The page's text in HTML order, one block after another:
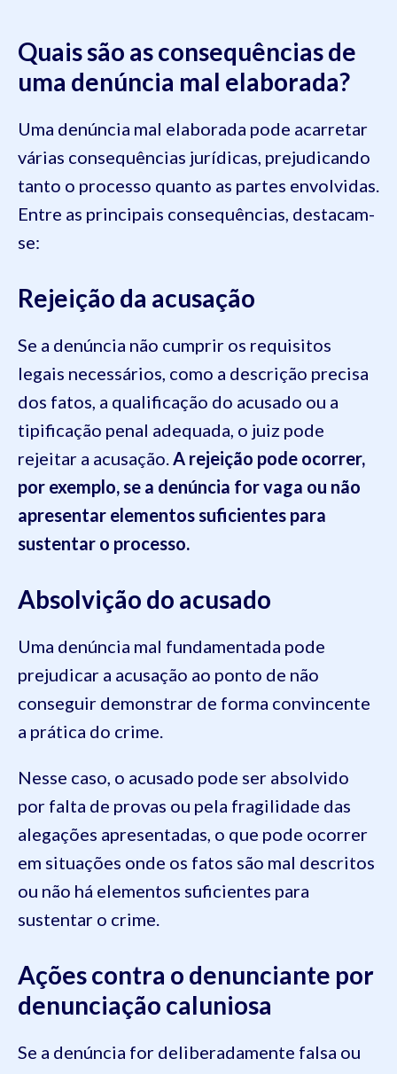
Quais são as consequências de
uma denúncia mal elaborada?
Uma denúncia mal elaborada pode acarretar
várias consequências jurídicas, prejudicando
tanto o processo quanto as partes envolvidas.
Entre as principais consequências, destacam-
se:
Rejeição da acusação
Se a denúncia não cumprir os requisitos
legais necessários, como a descrição precisa
dos fatos, a qualificação do acusado ou a
tipificação penal adequada, o juiz pode
rejeitar a acusação. A rejeição pode ocorrer,
por exemplo, se a denúncia for vaga ou não
apresentar elementos suficientes para
sustentar o processo.
Absolvição do acusado
Uma denúncia mal fundamentada pode
prejudicar a acusação ao ponto de não
conseguir demonstrar de forma convincente
a prática do crime.
Nesse caso, o acusado pode ser absolvido
por falta de provas ou pela fragilidade das
alegações apresentadas, o que pode ocorrer
em situações onde os fatos são mal descritos
ou não há elementos suficientes para
sustentar o crime.
Ações contra o denunciante por
denunciação caluniosa
Se a denúncia for deliberadamente falsa ou